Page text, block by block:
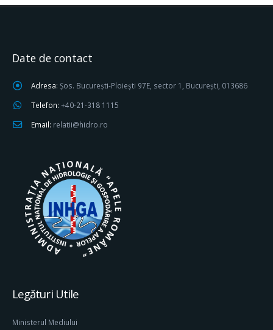
Date de contact
Adresa: Șos. București-Ploiești 97E, sector 1, București, 013686
Telefon: +40-21-318 1115
Email: relatii@hidro.ro
Legături Utile
Ministerul Mediului